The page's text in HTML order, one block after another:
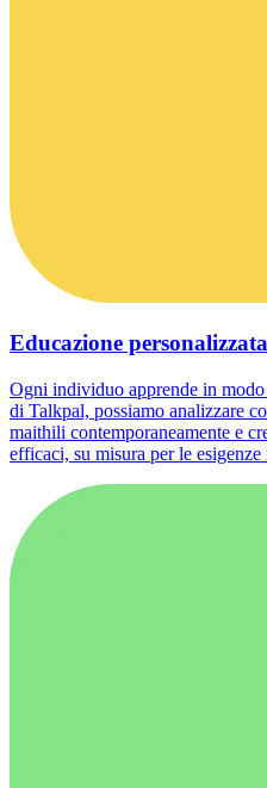
Educazione personalizzata
Ogni individuo apprende in
di Talkpal, possiamo analizzare
maithili contemporaneamente e
efficaci, su misura per le